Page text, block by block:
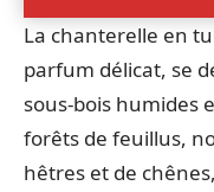
La chanterelle en
parfum délicat, se
sous-bois humides
forêts de feuillus,
hêtres et de